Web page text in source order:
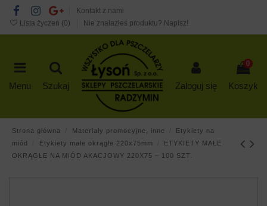
Kontakt z nami
Lista życzeń (0) Nie znalazłeś produktu? Napisz!
Menu Szukaj Zaloguj się
0
Koszyk
Strona główna Materiały promocyjne, inne
Etykiety na
miód
Etykiety małe okrągłe 220x75mm
ETYKIETY MAŁE
OKRĄGŁE NA MIÓD AKACJOWY 220X75 – 100 SZT.